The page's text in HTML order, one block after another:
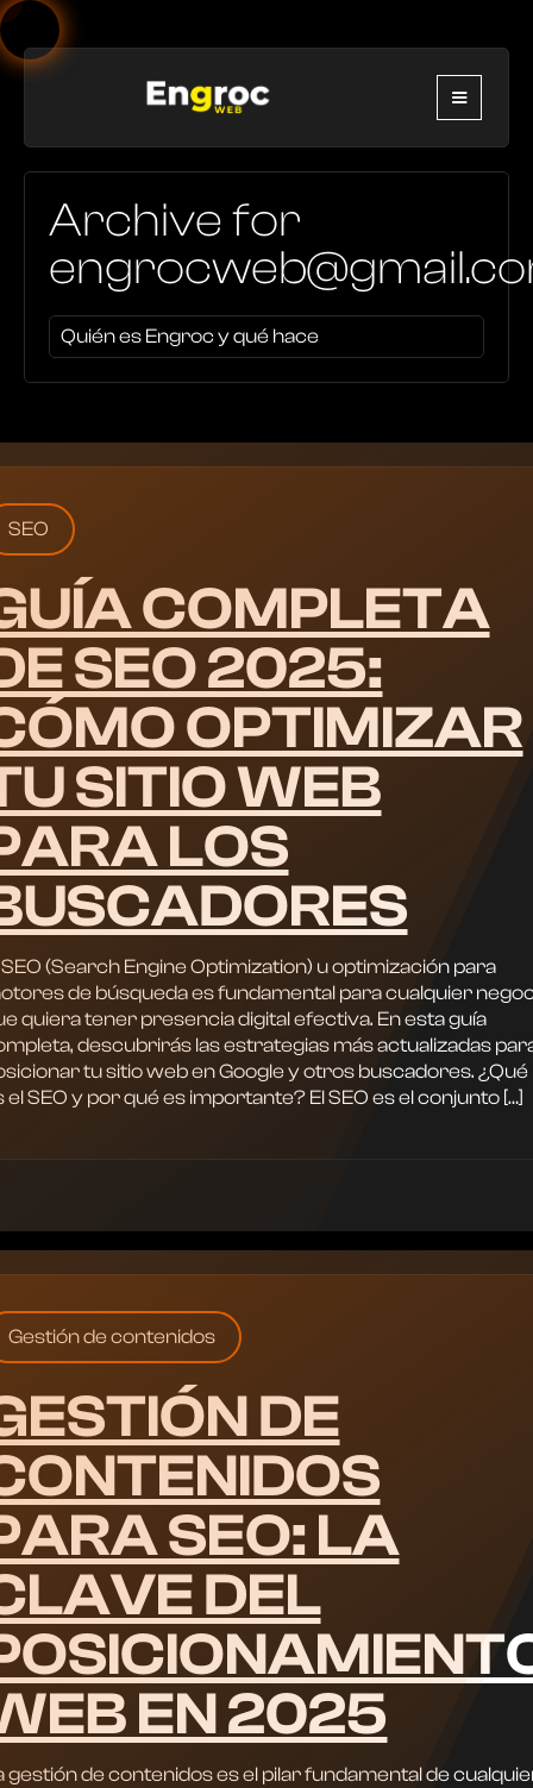
Archive for
Quién es Engroc y qué hace
SEO
COMPLETA
SEO 2025:
OPTIMIZAR
SITIO WEB
LOS
SEO (Search Engine Optimization) u optimización para
de búsqueda es fundamental para cualquier
quiera tener presencia digital efectiva. En esta guía
descubrirás las estrategias más actualizadas
tu sitio web en Google y otros buscadores. ¿Qué
el SEO y por qué es importante? El SEO es el conjunto […]
Gestión de contenidos
DE
SEO: LA
DEL
EN 2025
gestión de contenidos es el pilar fundamental de